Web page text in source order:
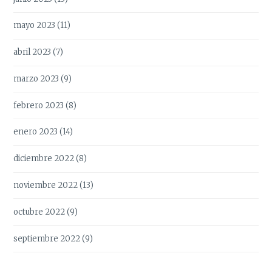
mayo 2023 (11)
abril 2023 (7)
marzo 2023 (9)
febrero 2023 (8)
enero 2023 (14)
diciembre 2022(8)
noviembre 2022(13)
octubre 2022(9)
septiembre 2022(9)